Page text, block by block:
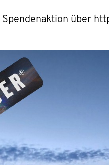
Spendenaktion über